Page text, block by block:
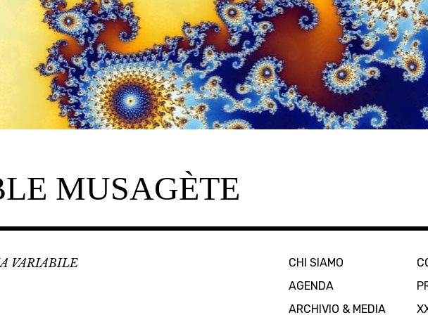
MUSAGÈTE
VARIABILE
CHI SIAMO
AGENDA
ARCHIVIO & MEDIA